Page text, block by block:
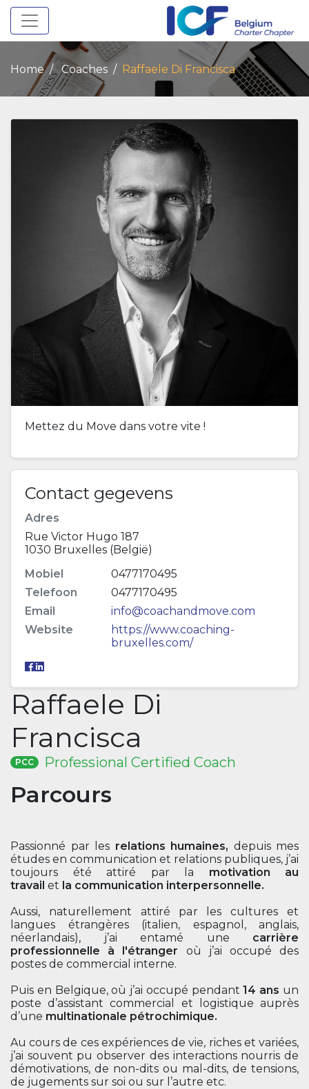
Toggle navigation
Home Coaches Raffaele Di Francisca
Mettez du Move dans votre vite !
Contact gegevens
Adres
Rue Victor Hugo 187
1030 Bruxelles (België)
Mobiel
0477170495
Telefoon
0477170495
Email
info@coachandmove.com
Website
https://www.coaching-
bruxelles.com/
Raffaele Di
Francisca
PCC Professional Certified Coach
Parcours
Passionné par les relations humaines, depuis mes
études en communication et relations publiques, j’ai
toujours été attiré par la motivation au
travail et la communication interpersonnelle.
Aussi, naturellement attiré par les cultures et
langues étrangères (italien, espagnol, anglais,
néerlandais), j’ai entamé une carrière
professionnelle à l'étranger où j’ai occupé des
postes de commercial interne.
Puis en Belgique, où j’ai occupé pendant14 ans un
poste d’assistant commercial et logistique auprès
d’une multinationale pétrochimique.
Au cours de ces expériences de vie, riches et variées,
j’ai souvent pu observer des interactions nourris de
démotivations, de non-dits ou mal-dits, de tensions,
de jugements sur soi ou sur l’autre etc.